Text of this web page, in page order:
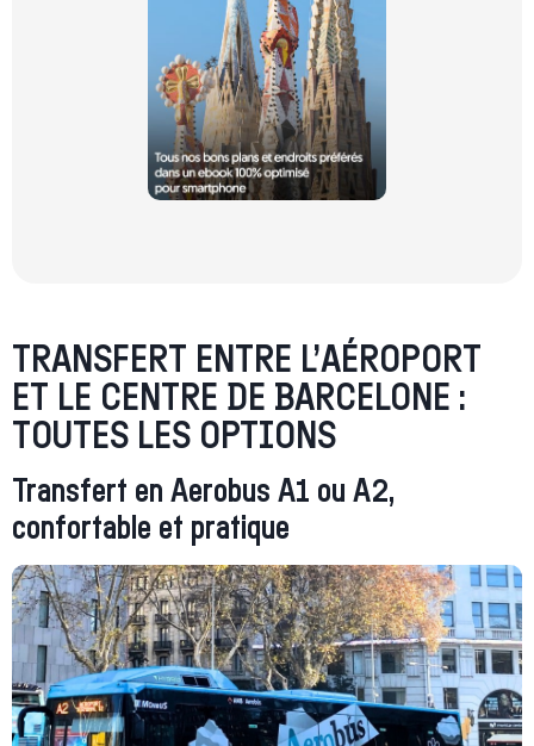
TRANSFERT ENTRE L’AÉROPORT
ET LE CENTRE DE BARCELONE :
TOUTES LES OPTIONS
Transfert en Aerobus A1 ou A2,
confortable et pratique